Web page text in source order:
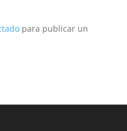
para publicar un